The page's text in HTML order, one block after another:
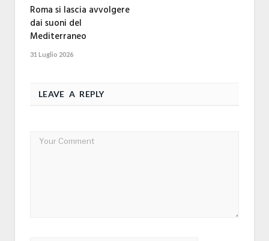
Roma si lascia avvolgere
dai suoni del
Mediterraneo
31 Luglio 2026
LEAVE A REPLY